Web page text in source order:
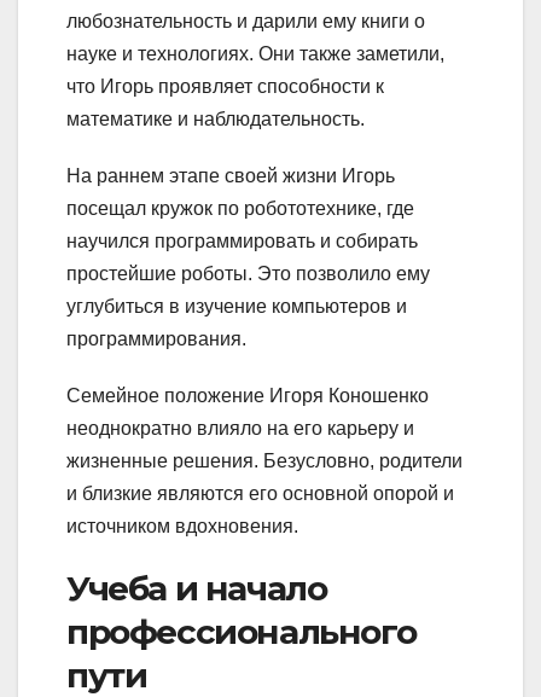
любознательность и дарили ему книги о
науке и технологиях. Они также заметили,
что Игорь проявляет способности к
математике и наблюдательность.
На раннем этапе своей жизни Игорь
посещал кружок по робототехнике, где
научился программировать и собирать
простейшие роботы. Это позволило ему
углубиться в изучение компьютеров и
программирования.
Семейное положение Игоря Коношенко
неоднократно влияло на его карьеру и
жизненные решения. Безусловно, родители
и близкие являются его основной опорой и
источником вдохновения.
Учеба и начало
профессионального
пути